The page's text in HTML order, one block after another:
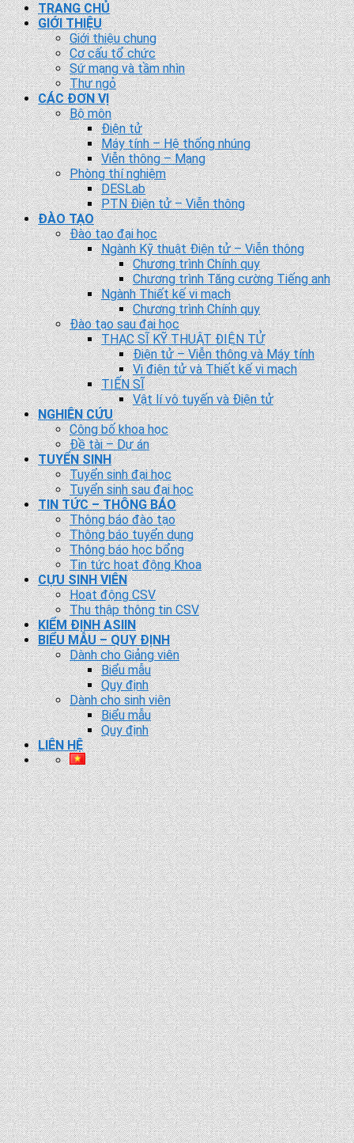
TRANG CHỦ
GIỚI THIỆU
Giới thiệu chung
Cơ cấu tổ chức
Sứ mạng và tầm nhìn
Thư ngỏ
CÁC ĐƠN VỊ
Bộ môn
Điện tử
Máy tính – Hệ thống nhúng
Viễn thông – Mạng
Phòng thí nghiệm
DESLab
PTN Điện tử – Viễn thông
ĐÀO TẠO
Đào tạo đại học
Ngành Kỹ thuật Điện tử – Viễn thông
Chương trình Chính quy
Chương trình Tăng cường Tiếng anh
Ngành Thiết kế vi mạch
Chương trình Chính quy
Đào tạo sau đại học
THẠC SĨ KỸ THUẬT ĐIỆN TỬ
Điện tử – Viễn thông và Máy tính
Vi điện tử và Thiết kế vi mạch
TIẾN SĨ
Vật lí vô tuyến và Điện tử
NGHIÊN CỨU
Công bố khoa học
Đề tài – Dự án
TUYỂN SINH
Tuyển sinh đại học
Tuyển sinh sau đại học
TIN TỨC – THÔNG BÁO
Thông báo đào tạo
Thông báo tuyển dụng
Thông báo học bổng
Tin tức hoạt động Khoa
CỰU SINH VIÊN
Hoạt động CSV
Thu thập thông tin CSV
KIỂM ĐỊNH ASIIN
BIỂU MẪU – QUY ĐỊNH
Dành cho Giảng viên
Biểu mẫu
Quy định
Dành cho sinh viên
Biểu mẫu
Quy định
LIÊN HỆ